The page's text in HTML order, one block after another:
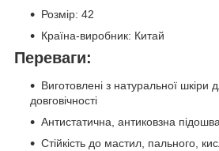
Розмір: 42
Країна-виробник: Китай
Переваги:
Виготовлені з натуральної шкіри
довговічності
Антистатична, антиковзна
Стійкість до мастил, пального,